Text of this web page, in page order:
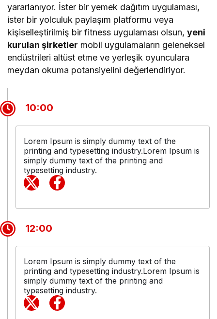
yararlanıyor. İster bir yemek dağıtım uygulaması,
ister bir yolculuk paylaşım platformu veya
kişiselleştirilmiş bir fitness uygulaması olsun,yeni
kurulan şirketler mobil uygulamaların geleneksel
endüstrileri altüst etme ve yerleşik oyunculara
meydan okuma potansiyelini değerlendiriyor.
10:00
Lorem Ipsum is simply dummy text of the
printing and typesetting industry.Lorem Ipsum is
simply dummy text of the printing and
typesetting industry.
12:00
Lorem Ipsum is simply dummy text of the
printing and typesetting industry.Lorem Ipsum is
simply dummy text of the printing and
typesetting industry.